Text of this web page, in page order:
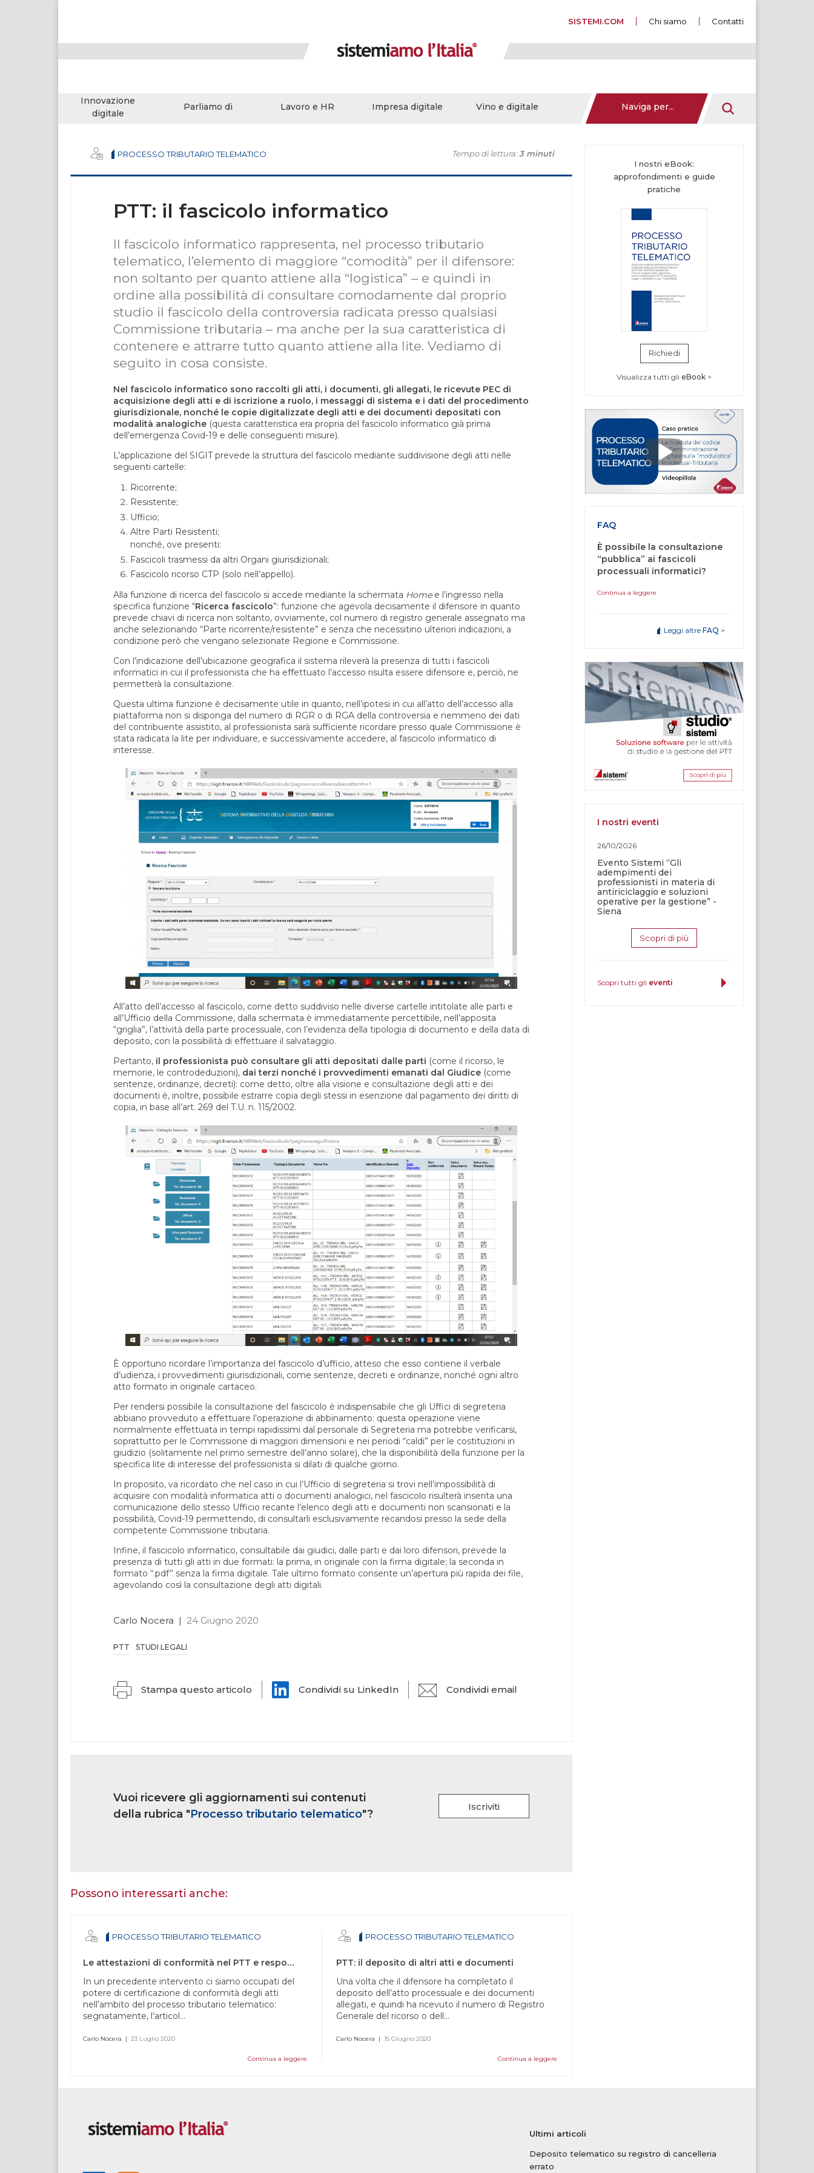
SISTEMI.COM Chi siamo Contatti
Innovazione
digitale
Parliamo di Lavoro e HR Impresa digitale Vino e digitale Naviga per...
PROCESSO TRIBUTARIO TELEMATICO Tempo di lettura:3 minuti
PTT: il fascicolo informatico
Il fascicolo informatico rappresenta, nel processo tributario
telematico, l’elemento di maggiore “comodità” per il difensore:
non soltanto per quanto attiene alla “logistica” – e quindi in
ordine alla possibilità di consultare comodamente dal proprio
studio il fascicolo della controversia radicata presso qualsiasi
Commissione tributaria – ma anche per la sua caratteristica di
contenere e attrarre tutto quanto attiene alla lite. Vediamo di
seguito in cosa consiste.
Nel fascicolo informatico sono raccolti gli atti, i documenti, gli allegati, le ricevute PEC di
acquisizione degli atti e di iscrizione a ruolo, i messaggi di sistema e i dati del procedimento
giurisdizionale, nonché le copie digitalizzate degli atti e dei documenti depositati con
modalità analogiche (questa caratteristica era propria del fascicolo informatico già prima
dell’emergenza Covid-19 e delle conseguenti misure).
L’applicazione del SIGIT prevede la struttura del fascicolo mediante suddivisione degli atti nelle
seguenti cartelle:
Ricorrente;
Resistente;
Ufficio;
Altre Parti Resistenti;
nonché, ove presenti:
Fascicoli trasmessi da altri Organi giurisdizionali;
Fascicolo ricorso CTP (solo nell’appello).
Alla funzione di ricerca del fascicolo si accede mediante la schermata Homee l’ingresso nella
specifica funzione “Ricerca fascicolo”: funzione che agevola decisamente il difensore in quanto
prevede chiavi di ricerca non soltanto, ovviamente, col numero di registro generale assegnato ma
anche selezionando “Parte ricorrente/resistente” e senza che necessitino ulteriori indicazioni, a
condizione però che vengano selezionate Regione e Commissione.
Con l’indicazione dell’ubicazione geografica il sistema rileverà la presenza di tutti i fascicoli
informatici in cui il professionista che ha effettuato l’accesso risulta essere difensore e, perciò, ne
permetterà la consultazione.
Questa ultima funzione è decisamente utile in quanto, nell’ipotesi in cui all’atto dell’accesso alla
piattaforma non si disponga del numero di RGR o di RGA della controversia e nemmeno dei dati
del contribuente assistito, al professionista sarà sufficiente ricordare presso quale Commissione è
stata radicata la lite per individuare, e successivamente accedere, al fascicolo informatico di
interesse.
All’atto dell’accesso al fascicolo, come detto suddiviso nelle diverse cartelle intitolate alle parti e
all’Ufficio della Commissione, dalla schermata è immediatamente percettibile, nell’apposita
“griglia”, l’attività della parte processuale, con l’evidenza della tipologia di documento e della data di
deposito, con la possibilità di effettuare il salvataggio.
Pertanto, il professionista può consultare gli atti depositati dalle parti (come il ricorso, le
memorie, le controdeduzioni), dai terzi nonché i provvedimenti emanati dal Giudice (come
sentenze, ordinanze, decreti): come detto, oltre alla visione e consultazione degli atti e dei
documenti è, inoltre, possibile estrarre copia degli stessi in esenzione dal pagamento dei diritti di
copia, in base all’art. 269 del T.U. n. 115/2002.
È opportuno ricordare l’importanza del fascicolo d’ufficio, atteso che esso contiene il verbale
d’udienza, i provvedimenti giurisdizionali, come sentenze, decreti e ordinanze, nonché ogni altro
atto formato in originale cartaceo.
Per rendersi possibile la consultazione del fascicolo è indispensabile che gli Uffici di segreteria
abbiano provveduto a effettuare l’operazione di abbinamento: questa operazione viene
normalmente effettuata in tempi rapidissimi dal personale di Segreteria ma potrebbe verificarsi,
soprattutto per le Commissione di maggiori dimensioni e nei periodi “caldi” per le costituzioni in
giudizio (solitamente nel primo semestre dell’anno solare), che la disponibilità della funzione per la
specifica lite di interesse del professionista si dilati di qualche giorno.
In proposito, va ricordato che nel caso in cui l’Ufficio di segreteria si trovi nell’impossibilità di
acquisire con modalità informatica atti o documenti analogici, nel fascicolo risulterà inserita una
comunicazione dello stesso Ufficio recante l’elenco degli atti e documenti non scansionati e la
possibilità, Covid-19 permettendo, di consultarli esclusivamente recandosi presso la sede della
competente Commissione tributaria.
Infine, il fascicolo informatico, consultabile dai giudici, dalle parti e dai loro difensori, prevede la
presenza di tutti gli atti in due formati: la prima, in originale con la firma digitale; la seconda in
formato “.pdf” senza la firma digitale. Tale ultimo formato consente un’apertura più rapida dei file,
agevolando così la consultazione degli atti digitali.
Carlo Nocera | 24 Giugno 2020
PTT STUDI LEGALI
Stampa questo articolo Condividi su LinkedIn Condividi email
Vuoi ricevere gli aggiornamenti sui contenuti
della rubrica "Processo tributario telematico"?
Iscriviti
essere
questo
campo
Possono interessarti anche:
PROCESSO TRIBUTARIO TELEMATICO
Le attestazioni di conformità nel PTT e responsabilità del difensore
In un precedente intervento ci siamo occupati del
potere di certificazione di conformità degli atti
nell’ambito del processo tributario telematico:
segnatamente, l’articol...
Carlo Nocera | 23 Luglio 2020
Continua a leggere
PROCESSO TRIBUTARIO TELEMATICO
PTT: il deposito di altri atti e documenti
Una volta che il difensore ha completato il
deposito dell’atto processuale e dei documenti
allegati, e quindi ha ricevuto il numero di Registro
Generale del ricorso o dell...
Carlo Nocera | 15 Giugno 2020
Continua a leggere
I nostri eBook:
approfondimenti e guide
pratiche
Richiedi
Visualizza tutti gli eBook >
FAQ
È possibile la consultazione
“pubblica” ai fascicoli
processuali informatici?
Continua a leggere
Leggi altre FAQ >
I nostri eventi
26/10/2026
Evento Sistemi “Gli
adempimenti dei
professionisti in materia di
antiriciclaggio e soluzioni
operative per la gestione” -
Siena
Scopri di più
Scopri tutti gli eventi
Ultimi articoli
Deposito telematico su registro di cancelleria
errato